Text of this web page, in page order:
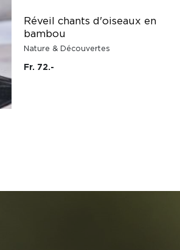
Réveil chants d'oiseaux en
bambou
Nature & Découvertes
Fr. 72.-